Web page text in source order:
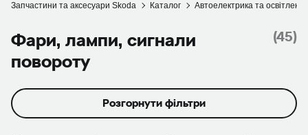
Запчастини та аксесуари Skoda Каталог Автоелектрика та
Фари, лампи, сигнали
повороту
(45)
Розгорнути фільтри